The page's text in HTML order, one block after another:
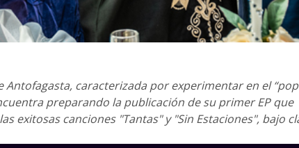
Antofagasta, caracterizada por experimentar en el “pop
preparando la publicación de su primer EP que
exitosas canciones "Tantas" y "Sin Estaciones", bajo